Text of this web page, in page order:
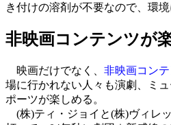
き付けの溶剤が不要なので、環
非映画コンテンツが
映画だけでなく、 非映画コン
場に行かれない人々も演劇、ミ
ポーツが楽しめる。
(株)ティ・ジョイと(株)ヴィレ